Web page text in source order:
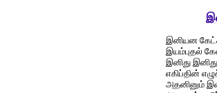
இனியன
இயம்புதல்
இனிது இனிது
எகிப்தின்
அதனினும்